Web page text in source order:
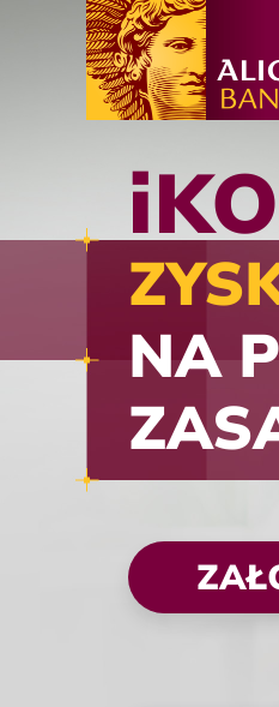
i
NA
Zyskaj nawet
Po kliknięciu